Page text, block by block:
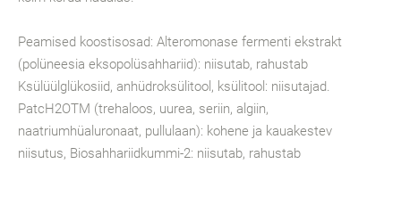
Peamised koostisosad: Alteromonase fermenti ekstrakt
(polüneesia eksopolüsahhariid): niisutab, rahustab
Ksülüülglükosiid, anhüdroksülitool, ksülitool: niisutajad.
PatcH2OTM (trehaloos, uurea, seriin, algiin,
naatriumhüaluronaat, pullulaan): kohene ja kauakestev
niisutus, Biosahhariidkummi-2: niisutab, rahustab